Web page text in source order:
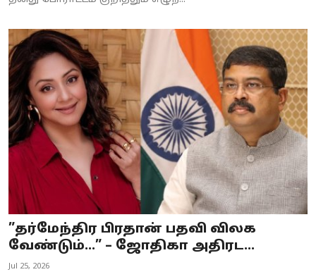
Politics
”தர்மேந்திர பிரதான் பதவி விலக
வேண்டும்…” – ஜோதிகா அதிரட...
Jul 25, 2026